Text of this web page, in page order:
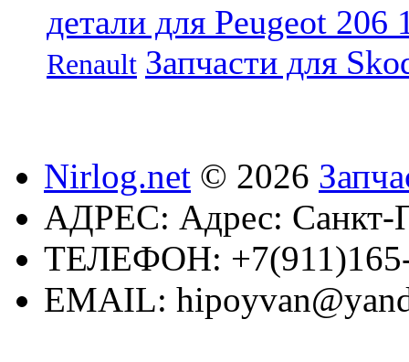
детали для Peugeot 206
Renault Запчасти для
Nirlog.net © 2026
АДРЕС: Адрес: Санкт-
ТЕЛЕФОН:
EMAIL: